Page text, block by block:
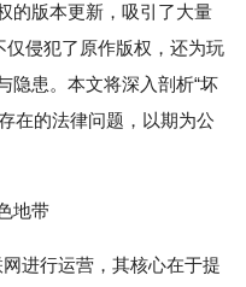
的版本更新，吸引了大量
仅侵犯了原作版权，还为玩
隐患。本文将深入剖析“坏
在的法律问题，以期为公
地带
进行运营，其核心在于提